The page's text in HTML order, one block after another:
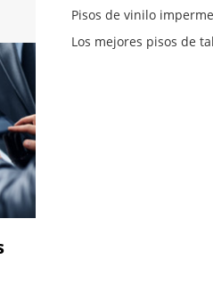
Pisos de vinilo
Los mejores pisos de